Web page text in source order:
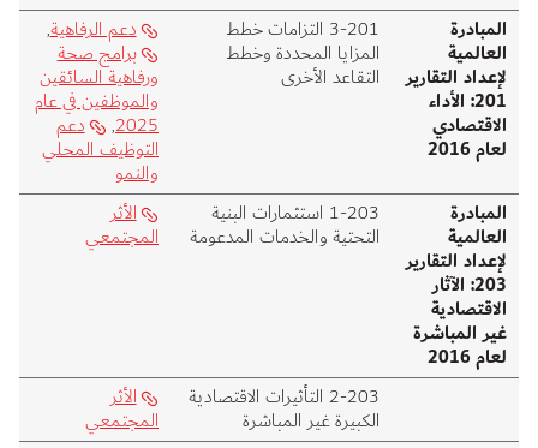
المبادرة
العالمية
لإعداد التقارير
201: الأداء
الاقتصادي
لعام 2016
201‑3 التزامات خطط
المزايا المحددة وخطط
التقاعد الأخرى
دعم الرفاهية,
برامج صحة
ورفاهية السائقين
والموظفين في عام
2025
, دعم
التوظيف المحلي
والنمو
المبادرة
العالمية
لإعداد التقارير
203: الآثار
الاقتصادية
غير المباشرة
لعام 2016
203‑1 استثمارات البنية
التحتية والخدمات المدعومة
الأثر
المجتمعي
203‑2 التأثيرات الاقتصادية
الكبيرة غير المباشرة
الأثر
المجتمعي